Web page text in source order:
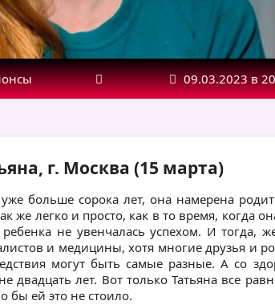
09.03.2023 в
г. Москва (15 марта)
больше сорока лет, она намерена
же легко и просто, как в то время, когда
ребенка не увенчалась успехом. И тогда,
и медицины, хотя многие друзья и
могут быть самые разные. А со
двадцать лет. Вот только Татьяна все
бы ей это не стоило.